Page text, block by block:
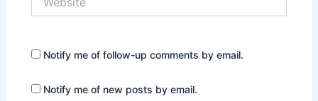
Notify me of follow-up comments by email.
Notify me of new posts by email.